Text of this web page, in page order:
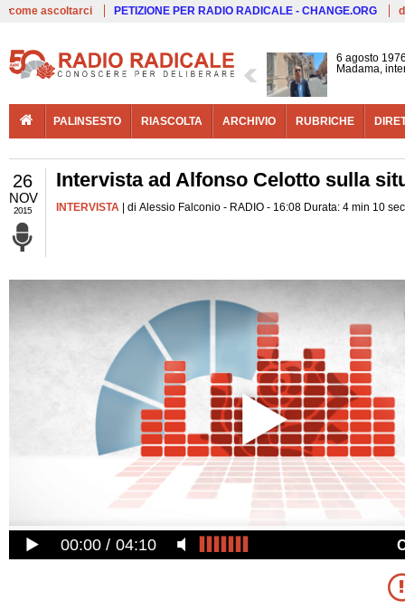
come ascoltarci PETIZIONE PER RADIO RADICALE - CHANGE.ORG
6 agosto
Madama,
PALINSESTO RIASCOLTA ARCHIVIO RUBRICHE
26
NOV
2015
Intervista ad Alfonso Celotto sulla
INTERVISTA | di Alessio Falconio - RADIO - 16:08 Durata: 4 min 10 sec
00:00 04:10